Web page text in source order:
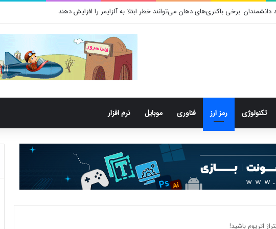
برخی باکتری‌های دهان می‌توانند خطر ابتلا به آلزایمر را افزایش دهند
تکنولوژی رمز ارز فناوری موبایل نرم افزار
اتریوم باشید!